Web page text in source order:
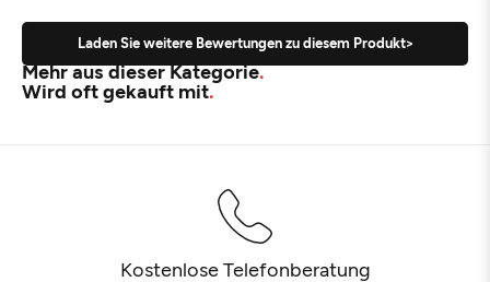
Laden Sie weitere Bewertungen zu diesem Produkt>
Mehr aus dieser Kategorie
Wird oft gekauft mit
Kostenlose Telefonberatung